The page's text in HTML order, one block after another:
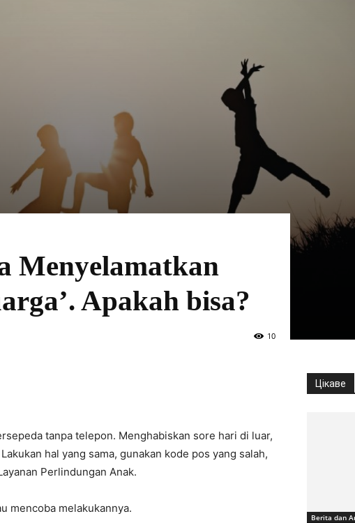
Menyelamatkan
Apakah bisa?
10
tanpa telepon. Menghabiskan sore hari di luar,
hal yang sama, gunakan kode pos yang salah,
Perlindungan Anak.
mencoba melakukannya.
Цікаве
Berita dan